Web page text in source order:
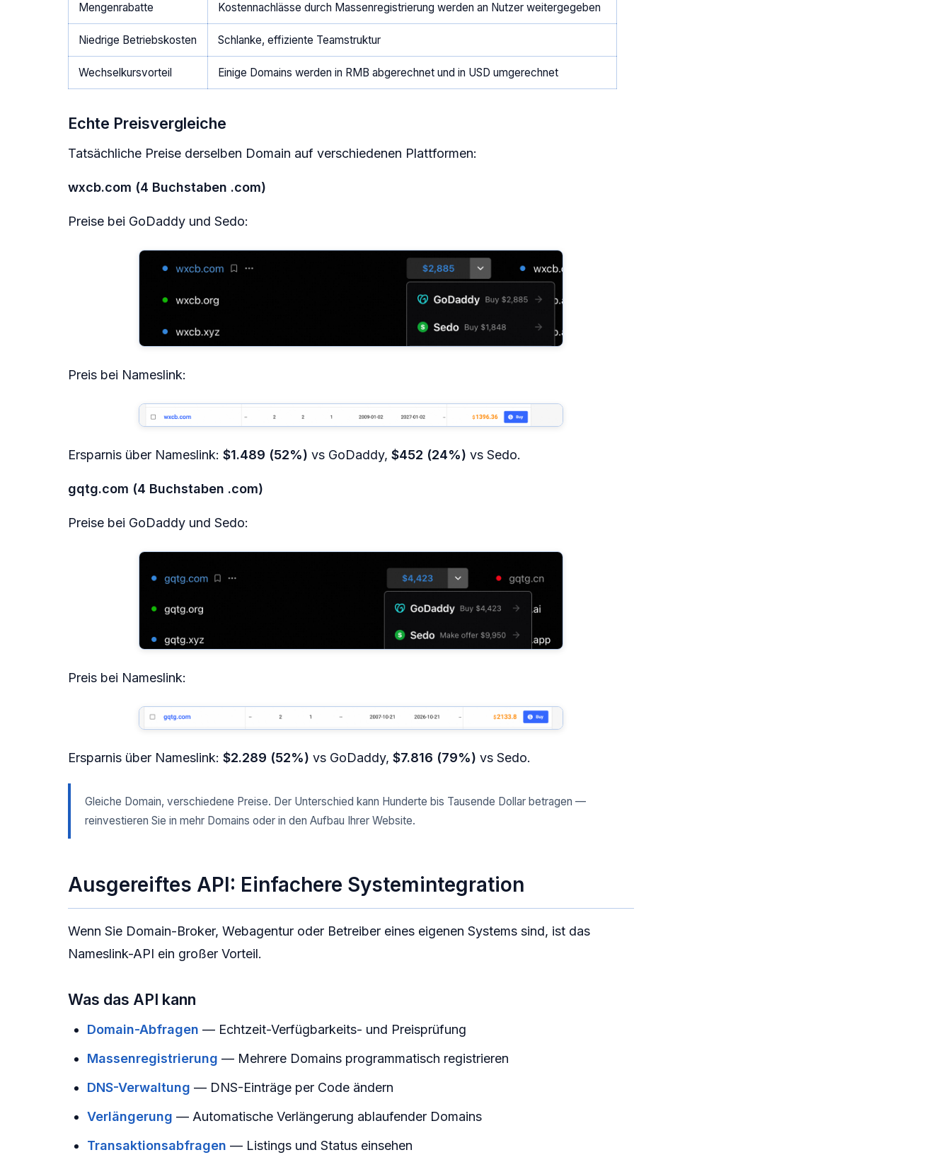
Mengenrabatte Kostennachlässe durch Massenregistrierung werden an Nutzer weitergegeben
Niedrige Betriebskosten Schlanke, effiziente Teamstruktur
Wechselkursvorteil Einige Domains werden in RMB abgerechnet und in USD umgerechnet
Echte Preisvergleiche
Tatsächliche Preise derselben Domain auf verschiedenen Plattformen:
wxcb.com (4 Buchstaben .com)
Preise bei GoDaddy und Sedo:
Preis bei Nameslink:
Ersparnis über Nameslink: $1.489 (52%) vs GoDaddy, $452 (24%) vs Sedo.
gqtg.com (4 Buchstaben .com)
Preise bei GoDaddy und Sedo:
Preis bei Nameslink:
Ersparnis über Nameslink: $2.289 (52%) vs GoDaddy, $7.816 (79%) vs Sedo.
Gleiche Domain, verschiedene Preise. Der Unterschied kann Hunderte bis Tausende Dollar betragen —
reinvestieren Sie in mehr Domains oder in den Aufbau Ihrer Website.
Ausgereiftes API: Einfachere Systemintegration
Wenn Sie Domain-Broker, Webagentur oder Betreiber eines eigenen Systems sind, ist das
Nameslink-API ein großer Vorteil.
Was das API kann
Domain-Abfragen — Echtzeit-Verfügbarkeits- und Preisprüfung
Massenregistrierung — Mehrere Domains programmatisch registrieren
DNS-Verwaltung — DNS-Einträge per Code ändern
Verlängerung — Automatische Verlängerung ablaufender Domains
Transaktionsabfragen — Listings und Status einsehen